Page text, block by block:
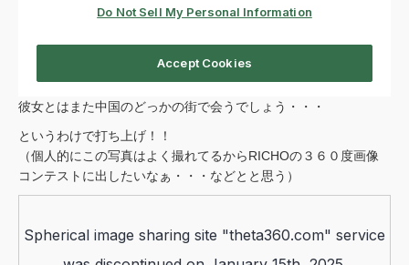
彼女とはまた中国のどっかの街で会うでしょう・・・
というわけで打ち上げ！！
（個人的にこの写真はよく撮れてるからRICHOの３６０度画像
コンテストに出したいなぁ・・・などとと思う）